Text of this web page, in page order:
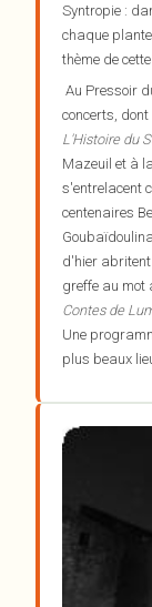
Syntropie :
chaque
thème de
Au Pressoir
concerts,
L'Histoire du
Mazeuil et à
s'entrelacent
centenaires
d'hier
greffe au mot
Contes de
Une
plus beaux